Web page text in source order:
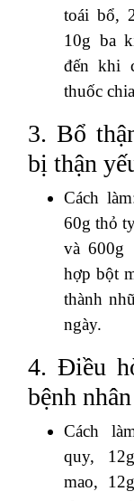
toái bổ,
10g ba
đến khi
thuốc
3. Bổ
bị thận
Cách
60g thỏ
và 600g
hợp bột
thành
ngày.
4. Điều
bệnh
Cách
quy,
mao,